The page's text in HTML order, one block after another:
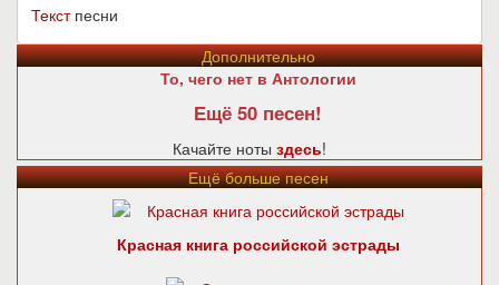
Текстпесни
Дополнительно
То, чего нет в Антологии
Ещё 50 песен!
Качайте ноты здесь!
Ещё больше песен
Красная книга российской эстрады